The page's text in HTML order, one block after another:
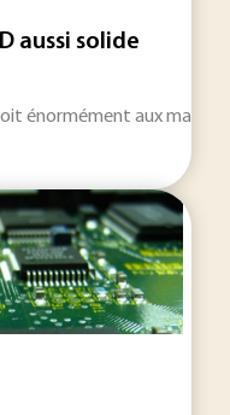
aussi solide
énormément aux